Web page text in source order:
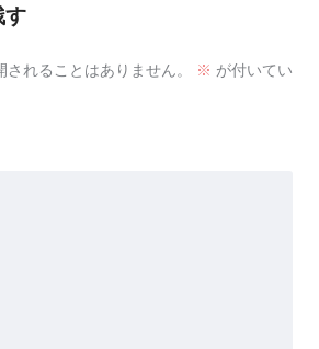
す
れることはありません。 ※ が付いてい